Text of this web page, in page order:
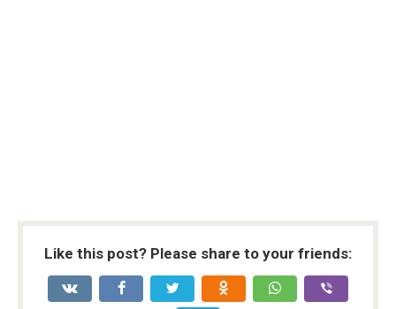
Like this post? Please share to your friends: